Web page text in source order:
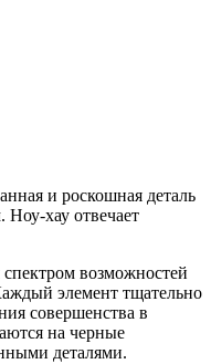
и роскошная деталь
хау отвечает
возможностей
элемент тщательно
совершенства в
на черные
деталями.